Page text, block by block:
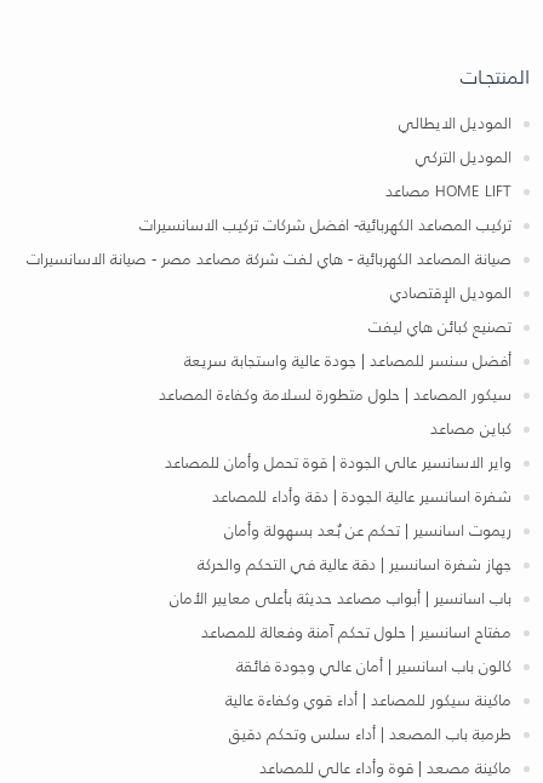
المنتجـات
الموديل الايطالي
الموديل التركي
HOME LIFT مصاعد
تركيب المصاعد الكهربائية- افضل شركات تركيب الاسانسيرات
صيانة المصاعد الكهربائية - هاي لفت شركة مصاعد مصر - صيانة الاسانسيرات
الموديل الإقتصادي
تصنيع كبائن هاي ليفت
أفضل سنسر للمصاعد | جودة عالية واستجابة سريعة
سيكور المصاعد | حلول متطورة لسلامة وكفاءة المصاعد
كباين مصاعد
واير الاسانسير عالي الجودة | قوة تحمل وأمان للمصاعد
شفرة اسانسير عالية الجودة | دقة وأداء للمصاعد
ريموت اسانسير | تحكم عن بُعد بسهولة وأمان
جهاز شفرة اسانسير | دقة عالية في التحكم والحركة
باب اسانسير | أبواب مصاعد حديثة بأعلى معايير الأمان
مفتاح اسانسير | حلول تحكم آمنة وفعالة للمصاعد
كالون باب اسانسير | أمان عالي وجودة فائقة
ماكينة سيكور للمصاعد | أداء قوي وكفاءة عالية
طرمبة باب المصعد | أداء سلس وتحكم دقيق
ماكينة مصعد | قوة وأداء عالي للمصاعد